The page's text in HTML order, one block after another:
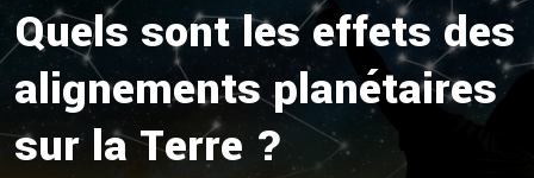
Quels sont les effets des
alignements planétaires
sur la Terre ?